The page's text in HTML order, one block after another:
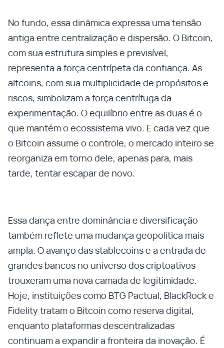
No fundo, essa dinâmica expressa uma tensão
antiga entre centralização e dispersão. O Bitcoin,
com sua estrutura simples e previsível,
representa a força centrípeta da confiança. As
altcoins, com sua multiplicidade de propósitos e
riscos, simbolizam a força centrífuga da
experimentação. O equilíbrio entre as duas é o
que mantém o ecossistema vivo. E cada vez que
o Bitcoin assume o controle, o mercado inteiro se
reorganiza em torno dele, apenas para, mais
tarde, tentar escapar de novo.
Essa dança entre dominância e diversificação
também reflete uma mudança geopolítica mais
ampla. O avanço das stablecoins e a entrada de
grandes bancos no universo dos criptoativos
trouxeram uma nova camada de legitimidade.
Hoje, instituições como BTG Pactual, BlackRock e
Fidelity tratam o Bitcoin como reserva digital,
enquanto plataformas descentralizadas
continuam a expandir a fronteira da inovação. É